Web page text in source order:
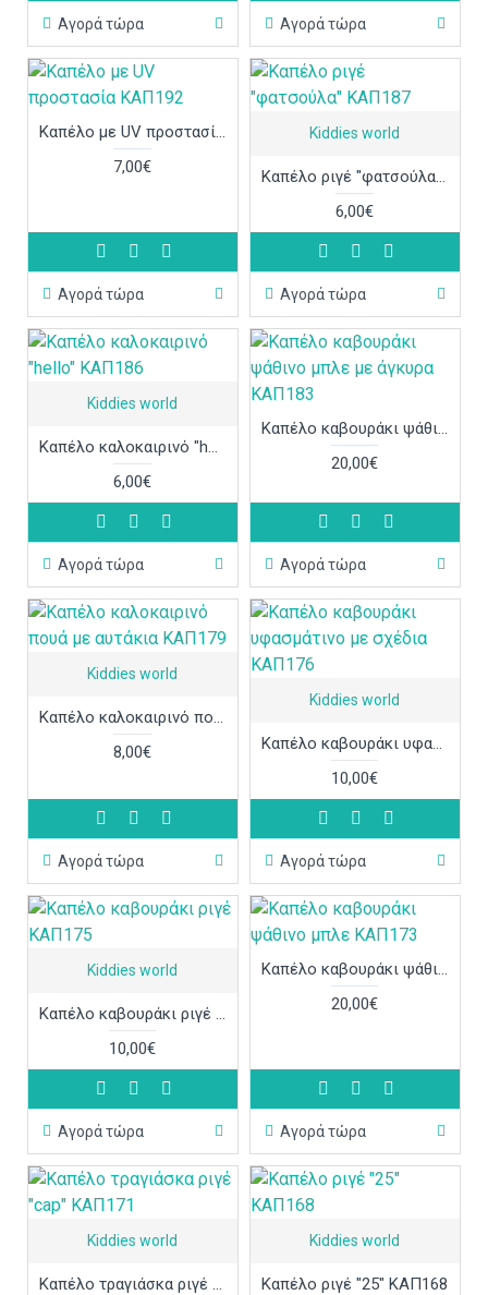
Αγορά τώρα Αγορά τώρα
Καπέλο με UV προστασία ΚΑΠ192
7,00€
Αγορά τώρα
Kiddies world
Καπέλο ριγέ "φατσούλα" ΚΑΠ187
6,00€
Αγορά τώρα
Kiddies world
Καπέλο καλοκαιρινό "hello" ΚΑΠ186
6,00€
Αγορά τώρα
Καπέλο καβουράκι ψάθινο μπλε με άγκυρα ΚΑΠ183
20,00€
Αγορά τώρα
Kiddies world
Καπέλο καλοκαιρινό πουά με αυτάκια ΚΑΠ179
8,00€
Αγορά τώρα
Kiddies world
Καπέλο καβουράκι υφασμάτινο με σχέδια ΚΑΠ176
10,00€
Αγορά τώρα
Kiddies world
Καπέλο καβουράκι ριγέ ΚΑΠ175
10,00€
Αγορά τώρα
Καπέλο καβουράκι ψάθινο μπλε ΚΑΠ173
20,00€
Αγορά τώρα
Kiddies world
Καπέλο τραγιάσκα ριγέ "cap" ΚΑΠ171
Kiddies world
Καπέλο ριγέ "25" ΚΑΠ168